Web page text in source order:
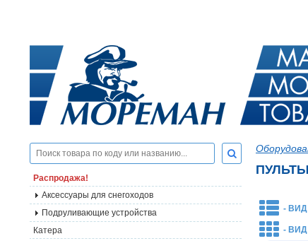
Распродажа!
Аксессуары для снегоходов
Подруливающие устройства
Катера
-
-